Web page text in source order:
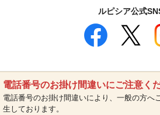
ルピシア公式
電話番号のお掛け間違いにご注意く
電話番号のお掛け間違いにより、一般の方へ
生しております。